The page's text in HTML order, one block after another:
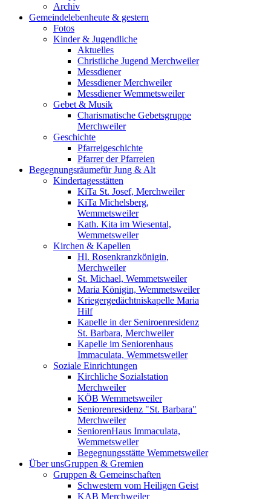
Archiv
Gemeindelebenheute & gestern
Fotos
Kinder & Jugendliche
Aktuelles
Christliche Jugend Merchweiler
Messdiener
Messdiener Merchweiler
Messdiener Wemmetsweiler
Gebet & Musik
Charismatische Gebetsgruppe
Merchweiler
Geschichte
Pfarreigeschichte
Pfarrer der Pfarreien
Begegnungsräumefür Jung & Alt
Kindertagesstätten
KiTa St. Josef, Merchweiler
KiTa Michelsberg,
Wemmetsweiler
Kath. Kita im Wiesental,
Wemmetsweiler
Kirchen & Kapellen
Hl. Rosenkranzkönigin,
Merchweiler
St. Michael, Wemmetsweiler
Maria Königin, Wemmetsweiler
Kriegergedächtniskapelle Maria
Hilf
Kapelle in der Seniroenresidenz
St. Barbara, Merchweiler
Kapelle im Seniorenhaus
Immaculata, Wemmetsweiler
Soziale Einrichtungen
Kirchliche Sozialstation
Merchweiler
KÖB Wemmetsweiler
Seniorenresidenz "St. Barbara"
Merchweiler
SeniorenHaus Immaculata,
Wemmetsweiler
Begegnungsstätte Wemmetsweiler
Über unsGruppen & Gremien
Gruppen & Gemeinschaften
Schwestern vom Heiligen Geist
KAB Merchweiler